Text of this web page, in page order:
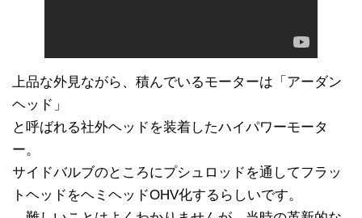
上品な外見ながら、積んでいるモーターは「アーダン
ヘッド」
と呼ばれる社外ヘッドを装着したハイパワーモータ
ー。
サイドバルブのところにプシュロッドを通してフラッ
トヘッドをヘミヘッドOHV化するらしいです。